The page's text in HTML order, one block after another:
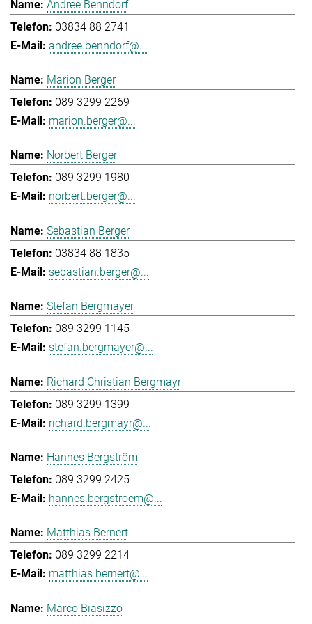
Andree Benndorf
03834 88 2741
andree.benndorf@...
Marion Berger
089 3299 2269
marion.berger@...
Norbert Berger
089 3299 1980
norbert.berger@...
Sebastian Berger
03834 88 1835
sebastian.berger@...
Stefan Bergmayer
089 3299 1145
stefan.bergmayer@...
Richard Christian Bergmayr
089 3299 1399
richard.bergmayr@...
Hannes Bergström
089 3299 2425
hannes.bergstroem@...
Matthias Bernert
089 3299 2214
matthias.bernert@...
Marco Biasizzo